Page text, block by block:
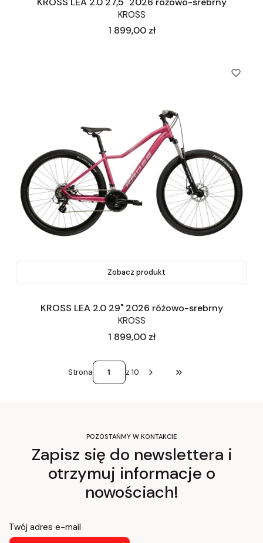
KROSS
Cena
1 899,00 zł
Zobacz produkt
KROSS LEA 2.0 29" 2026 różowo-srebrny
KROSS
Cena
1 899,00 zł
Strona z 10 Przejdź do ostatniej
POZOSTAŃMY W KONTAKCIE
Zapisz się do newslettera i
otrzymuj informacje o
nowościach!
Twój adres e-mail